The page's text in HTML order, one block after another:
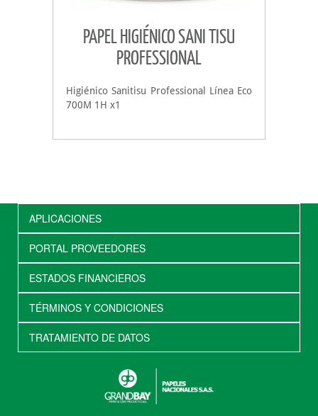
PAPEL HIGIÉNICO SANI TISU
PROFESSIONAL
Higiénico Sanitisu Professional Línea Eco
700M 1H x1
APLICACIONES
PORTAL PROVEEDORES
ESTADOS FINANCIEROS
TÉRMINOS Y CONDICIONES
TRATAMIENTO DE DATOS